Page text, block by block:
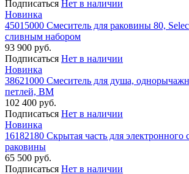
Подписаться Нет в наличии
Новинка
45015000 Смеситель для раковины 80,
сливным набором
93 900 руб.
Подписаться Нет в наличии
Новинка
38621000 Смеситель для душа,
петлей, ВМ
102 400 руб.
Подписаться Нет в наличии
Новинка
16182180 Скрытая часть для электронного
раковины
65 500 руб.
Подписаться Нет в наличии